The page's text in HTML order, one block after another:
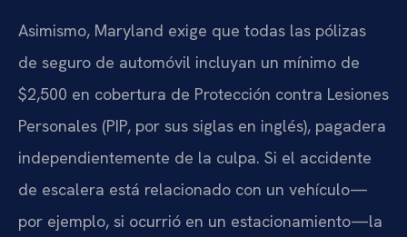
Asimismo, Maryland exige que todas las pólizas
de seguro de automóvil incluyan un mínimo de
$2,500 en cobertura de Protección contra Lesiones
Personales (PIP, por sus siglas en inglés), pagadera
independientemente de la culpa. Si el accidente
de escalera está relacionado con un vehículo—
por ejemplo, si ocurrió en un estacionamiento—la